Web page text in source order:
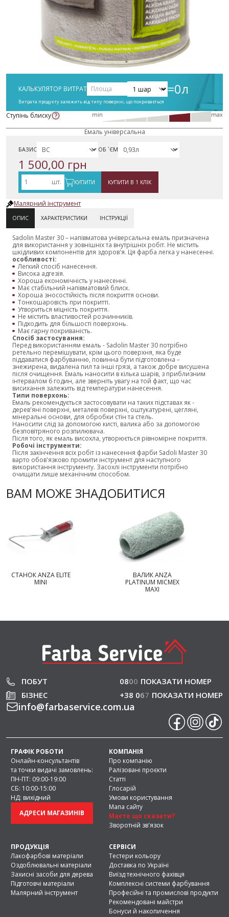
КАЛЬКУЛЯТОР ВИТРАТ =0л
Витрата продукту залежить від типу поверхні, що покривається
Ступінь блиску min max
Емаль універсальна
БАЗИС ОБ `ЄМ
1 500,00 грн
шт. КУПИТИ КУПИТИ В 1 КЛІК
Малярний інструмент
ОПИС ХАРАКТЕРИСТИКИ ІНСТРУКЦІЇ
Sadolin Master 30 – напівматова універсальна емаль призначена
для використання у зовнішніх та внутрішніх робіт. Не містить
шкідливих компонентів для здоров'я. Ця фарба легка у нанесенні.
особливості:
Легкий спосіб нанесення.
Висока адгезія.
Хороша економічність у нанесенні.
Має стабільний напівматовий блиск.
Хороша зносостійкість після покриття основи.
Тонкошаровість при покритті.
Утвориться міцність покриття.
Не містить властивостей розчинників.
Підходить для більшості поверхонь.
Має гарну покриваність.
Спосіб застосування:
Перед використанням емаль - Sadolin Master 30 потрібно
ретельно перемішувати, крім цього поверхня, яка буде
піддаватися фарбуванню, повинна бути підготовлена ​​–
знежирена, видалена пил та інші грязі, а також добре висушена
після очищення. Емаль наносити в кілька шарів, з приблизним
інтервалом 6 годин, але зверніть увагу на той факт, що час
висихання залежить від температури нанесення.
Типи поверхонь:
Емаль рекомендується застосовувати на таких підставах як -
дерев'яні поверхні, металеві поверхні, оштукатурені, цегляні,
мінеральні основи, для обробки стін та стель.
Наносити слід за допомогою кисті, валика або за допомогою
безповітряного розпилювача.
Після того, як емаль висохла, утворюється рівномірне покриття.
Робочі інструменти:
Після закінчення всіх робіт із нанесення фарби Sadoli Master 30
варто обов'язково промити інструмент для наступного
використання інструменту. Засохлі інструменти потрібно
очищати лише механічним способом.
ВАМ МОЖЕ ЗНАДОБИТИСЯ
СТАНОК ANZA ELITE
MINI
ВАЛИК ANZA
PLATINUM MICMEX
MAXI
ПОБУТ 0800 ПОКАЗАТИ НОМЕР
БІЗНЕС
+38 067 ПОКАЗАТИ НОМЕР
info@farbaservice.com.ua
КОМПАНІЯ
Про компанію
Ралізовані проєкти
Статті
Глосарій
Умови користування
Мапа сайту
Маєте що сказати?
Зворотній зв'язок
ПРОДУКЦІЯ
Лакофарбові матеріали
Оздоблювальні матеріали
Захисні засоби для дерева
Підготовчі матеріали
Малярний інструмент
СЕРВІСИ
Тестери кольору
Доставка по Україні
Виїзд технічного фахівця
Комплексні системи фарбування
Професійні та промислові продукти
Рекомендовані майстри
Бонуси й накопичення
ГРАФІК РОБОТИ
Онлайн-консультантів
та точки видачі замовлень:
ПН-ПТ: 09:00-19:00
СБ: 10:00-15:00
НД: вихідний
АДРЕСИ МАГАЗИНІВ